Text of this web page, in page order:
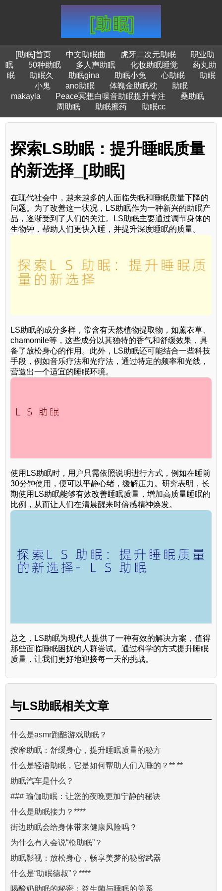
[助眠]首页 中文助眠曲 虎牙二次元助眠
职业助
眠
50种助眠 多人声助眠 化妆助眠睡觉
药丸助
眠
助眠久 助眠gina 助眠小兔 心助眠
助眠
小鬼
ano助眠 体魄金助眠枕
助眠
makayla
Peace冥想白噪音助眠提升专注
桑助眠
周助眠
助眠擦药 助眠cc
探索LS助眠：提升睡眠质量
的新选择_[助眠]
在现代社会中，越来越多的人面临失眠和睡眠质量下降的
问题。为了改善这一状况，LS助眠作为一种新兴的助眠产
品，逐渐受到了人们的关注。LS助眠主要通过调节身体的
生物钟，帮助人们更快入睡，并提升深度睡眠的质量。
LS助眠的成分多样，常含有天然植物提取物，如薰衣草、
chamomile等，这些成分以其独特的香气和舒缓效果，具
备了放松身心的作用。此外，LS助眠还可能结合一些科技
手段，例如音乐疗法和光疗法，通过特定的频率和光线，
营造出一个适宜的睡眠环境。
使用LS助眠时，用户只需依照说明进行方式，例如在睡前
30分钟使用，便可以平静心绪，缓解压力。研究表明，长
期使用LS助眠能够有效改善睡眠质量，增加高质量睡眠的
比例，从而让人们在清晨醒来时倍感精神焕发。
总之，LS助眠为现代人提供了一种有效的解决方案，值得
那些面临睡眠困扰的人群尝试。通过科学的方式提升睡眠
质量，让我们更好地迎接每一天的挑战。
与LS助眠相关文章
什么是asmr跑酷游戏助眠？
按摩助眠：舒缓身心，提升睡眠质量的秘方
什么是轻语助眠，它是如何帮助人们入睡的？** **
助眠汽车是什么？
### 瑜伽助眠：让您的夜晚更加宁静的秘诀
什么是助眠接力？****
街边助眠会给身体带来健康风险吗？
为什么有人会说“枪助眠”？
助眠影视：放松身心，畅享美梦的秘密武器
什么是“助眠德叔”？****
喝酸奶助眠的秘密：益生菌与睡眠的关系